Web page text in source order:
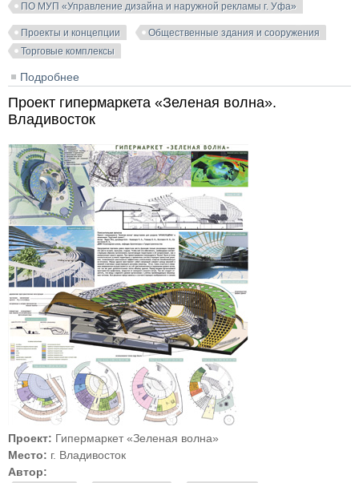
ПО МУП «Управление дизайна и наружной рекламы г. Уфа»
Проекты и концепции
Общественные здания и сооружения
Торговые комплексы
Подробнее
Проект гипермаркета «Зеленая волна».
Владивосток
Проект: Гипермаркет «Зеленая волна»
Место: г. Владивосток
Автор: